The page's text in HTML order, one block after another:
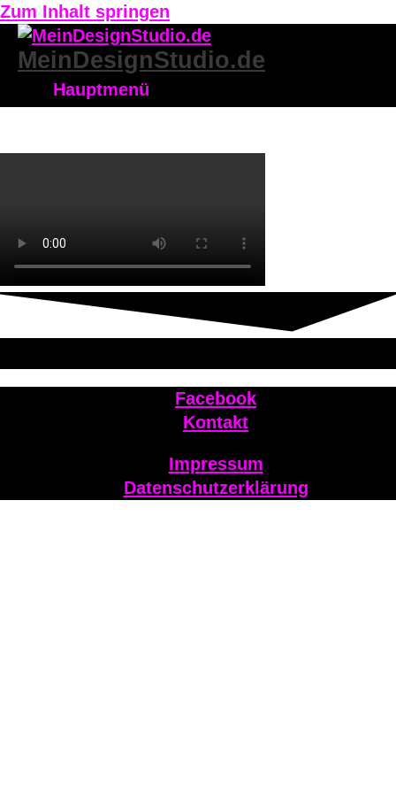
Zum Inhalt springen
MeinDesignStudio.de
Hauptmenü
Facebook
Kontakt
Impressum
Datenschutzerklärung